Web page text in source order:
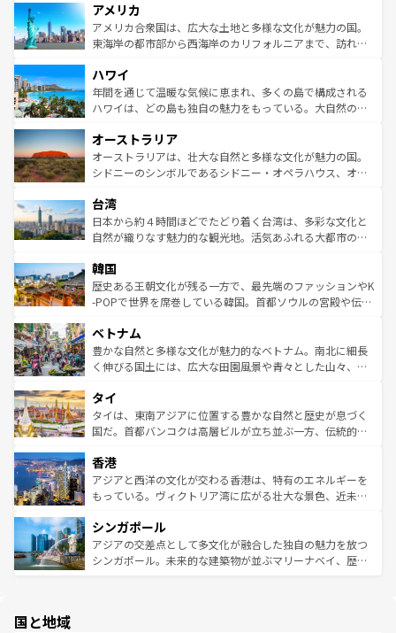
ンツ一覧を参照してほしい。
の建物がそのまま残る町や、スイスならではのユニークな
博物館もあり、アルプス観光だけでなく町歩きも満喫する
ことができる。国民の所得が高いため物価も高いが、旅行
ば市内交通費無料で観光を楽しむこともできる。 なお、新
着のスイス情報はコンテンツ一覧 を参照してほしい。
アメリカ
アメリカ合衆国は、広大な土地と多様な文化が魅力の国。
東海岸の都市部から西海岸のカリフォルニアまで、訪れる
のような巨大都市は、観光、ショッピング、エンターテイ
ンメントが詰まった刺激的なスポットだ。一方、アメリカ
西部には大自然が広がり、グランドキャニオンやイエロー
部のニューオーリンズでは、音楽と美食が融合した独特の
文化が魅力。旅行者はアメリカの各地域で異なる魅力を楽
しみながら、その多様性と豊かな歴史を感じることができ
ならではの贅沢な旅のスタイルだ。 なお、新着のアメリカ
情報はコンテンツ一覧を参照してほしい。
ハワイ
年間を通じて温暖な気候に恵まれ、多くの島で構成される
ハワイは、どの島も独自の魅力をもっている。大自然の神
ワイ島は見逃せない。また、定番の観光地といえばオアフ
島だが、静かな自然を求めるならマウイ島やカウアイ島が
おすすめ。エメラルドグリーンに輝く海をはじめ、豊かな
れるおもてなしの心で訪れる人々を迎えてくれるハワイの
人々、おいしいローカルフードやハワイアンミュージッ
ク、伝統的なフラダンスなど、すべてがハワイの魅力を彩
ワイを、存分に味わってほしい。 なお、新着のハワイ情報
はコンテンツ一覧を参照してほしい。
オーストラリア
オーストラリアは、壮大な自然と多様な文化が魅力の国。
シドニーのシンボルであるシドニー・オペラハウス、オー
リアリーフや大陸中央部にそびえるウルル（エアーズロッ
ク）、タスマニアの美しい原生林やケアンズの熱帯雨林な
ど、見どころがたくさん。また、カフェやワイン、オージ
いる。アクティビティも充実しており、サーフィンやダイ
ビング、ハイキングなど、アウトドア好きにはたまらな
い。オーストラリアの多彩な魅力を存分に味わいつくそ
参照してほしい。
台湾
日本から約４時間ほどでたどり着く台湾は、多彩な文化と
自然が織りなす魅力的な観光地。活気あふれる大都市の台
ン）、静ひつな山岳地帯である台湾東部など、都市の喧騒
と山間の静けさが共存しており、訪れる人に新しい発見と
驚きをもたらしてくれる。また、奥深い台湾の食文化も魅
容にもいいと評判のスイーツなど、バラエティ豊かな料理
が味わえる。 なお、新着の台湾情報は コンテンツ一覧を参
照してほしい。
韓国
歴史ある王朝文化が残る一方で、最先端のファッションやK
-POPで世界を席巻している韓国。首都ソウルの宮殿や伝統
き、地方に足を延ばせば四季折々の自然美を楽しむことが
できる。そして、キムチや焼肉、絶品のストリートフード
まで、さまざまな韓国料理が待っている。夜には、韓国な
リティに包まれながら、韓国の多彩な魅力を心ゆくまで味
わってみてほしい。 なお、新着の韓国情報はコンテンツ一
覧を参照してほしい。
ベトナム
豊かな自然と多様な文化が魅力的なベトナム。南北に細長
く伸びる国土には、広大な田園風景や青々とした山々、世
急速な発展と共に伝統が息づく。ハノイの古い町並みやホ
ーチミン市のフランス統治時代の建物も、独特の雰囲気を
醸し出している。また、バラエティの豊かさとおいしさで
とつ。フォーやバインミー、ベトナムコーヒーなどは、ぜ
ひ現地で味わいたい。どの地域を訪れてもあたたかい人々
が旅行者を迎えてくれるので、きっと忘れられない旅にな
参照してほしい。
タイ
タイは、東南アジアに位置する豊かな自然と歴史が息づく
国だ。首都バンコクは高層ビルが立ち並ぶ一方、伝統的な
の活気が交差している。北部ではチェンマイなどの山岳地
帯で自然と触れ合い、南部ではプーケットやクラビの美し
いビーチでリゾート気分を楽しむことができる。タイ料理
激する。気候は一年中温暖で、どの季節にも異なる楽しみ
が待っている。親しみやすいタイの人々、仏教を中心とし
た文化、そして多様な観光資源が、訪れる旅人を魅了し続
香港
アジアと西洋の文化が交わる香港は、特有のエネルギーを
もっている。ヴィクトリア湾に広がる壮大な景色、近未来
み、どこを訪れても感動するはず。観光スポットが密集し
ており、効率よく見どころを回れるのも魅力。息をのむよ
うな絶景から文化的な体験まで、香港を存分に楽しみ尽く
シンガポール
アジアの交差点として多文化が融合した独自の魅力を放つ
シンガポール。未来的な建築物が並ぶマリーナベイ、歴史
国と地域